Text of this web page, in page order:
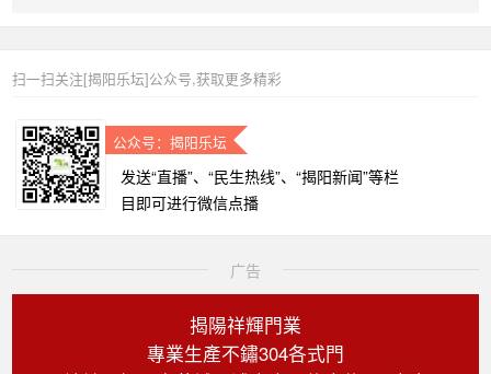
扫一扫关注[揭阳乐坛]公众号,获取更多精彩
公众号：揭阳乐坛
发送“直播”、“民生热线”、“揭阳新闻”等栏
目即可进行微信点播
广告
揭陽祥輝門業
專業生產不鏽304各式門